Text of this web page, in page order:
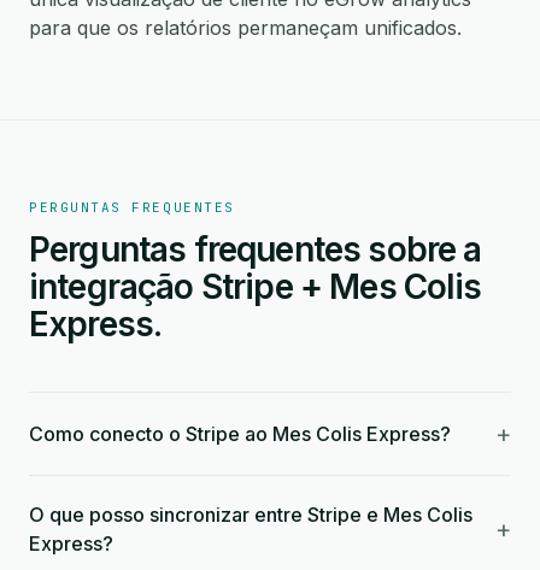
para que os relatórios permaneçam unificados.
PERGUNTAS FREQUENTES
Perguntas frequentes sobre a
integração Stripe + Mes Colis
Express.
Como conecto o Stripe ao Mes Colis Express? +
O que posso sincronizar entre Stripe e Mes Colis
Express?
+